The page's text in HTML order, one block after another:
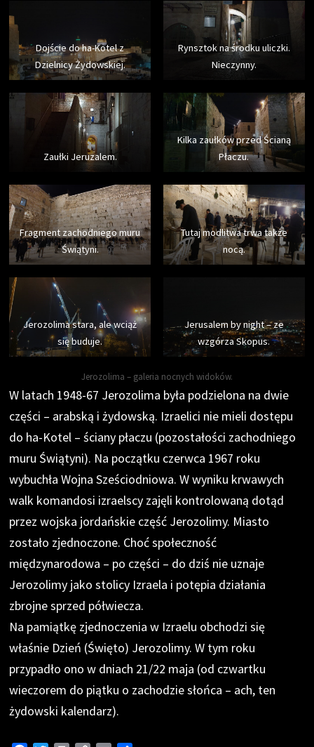
Dojście do ha-Kotel z
Dzielnicy Żydowskiej.
Rynsztok na środku uliczki.
Nieczynny.
Zaułki Jeruzalem.
Kilka zaułków przed Ścianą
Płaczu.
Fragment zachodniego muru
Świątyni.
Tutaj modlitwa trwa także
nocą.
Jerozolima stara, ale wciąż
się buduje.
Jerusalem by night – ze
wzgórza Skopus.
Jerozolima – galeria nocnych widoków.
W latach 1948-67 Jerozolima była podzielona na dwie
części – arabską i żydowską. Izraelici nie mieli dostępu
do ha-Kotel – ściany płaczu (pozostałości zachodniego
muru Świątyni). Na początku czerwca 1967 roku
wybuchła Wojna Sześciodniowa. W wyniku krwawych
walk komandosi izraelscy zajęli kontrolowaną dotąd
przez wojska jordańskie część Jerozolimy. Miasto
zostało zjednoczone. Choć społeczność
międzynarodowa – po części – do dziś nie uznaje
Jerozolimy jako stolicy Izraela i potępia działania
zbrojne sprzed półwiecza.
Na pamiątkę zjednoczenia w Izraelu obchodzi się
właśnie Dzień (Święto) Jerozolimy. W tym roku
przypadło ono w dniach 21/22 maja (od czwartku
wieczorem do piątku o zachodzie słońca – ach, ten
żydowski kalendarz).